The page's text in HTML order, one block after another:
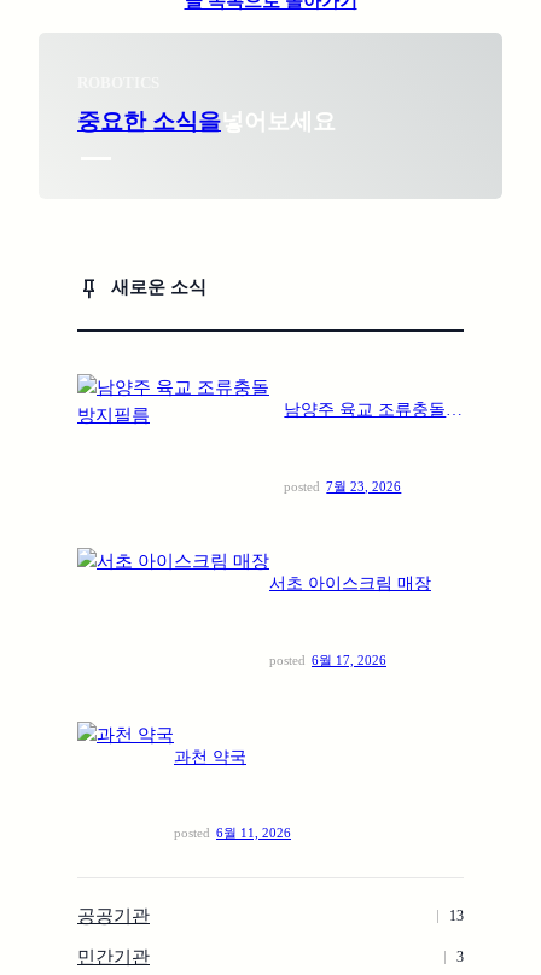
중요한 소식을넣어보세요
keep 새로운 소식
남양주 육교 조류충돌방
posted 7월 23, 2026
서초 아이스크림 매장
posted 6월 17, 2026
과천 약국
posted 6월 11, 2026
공공기관 13
민간기관 3